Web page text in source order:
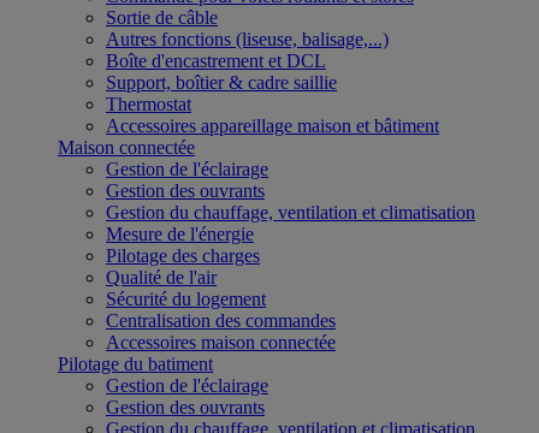
Sortie de câble
Autres fonctions (liseuse, balisage,...)
Boîte d'encastrement et DCL
Support, boîtier & cadre saillie
Thermostat
Accessoires appareillage maison et bâtiment
Maison connectée
Gestion de l'éclairage
Gestion des ouvrants
Gestion du chauffage, ventilation et climatisation
Mesure de l'énergie
Pilotage des charges
Qualité de l'air
Sécurité du logement
Centralisation des commandes
Accessoires maison connectée
Pilotage du batiment
Gestion de l'éclairage
Gestion des ouvrants
Gestion du chauffage, ventilation et climatisation